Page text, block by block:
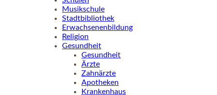
Musikschule
Stadtbibliothek
Erwachsenenbildung
Religion
Gesundheit
Gesundheit
Ärzte
Zahnärzte
Apotheken
Krankenhaus